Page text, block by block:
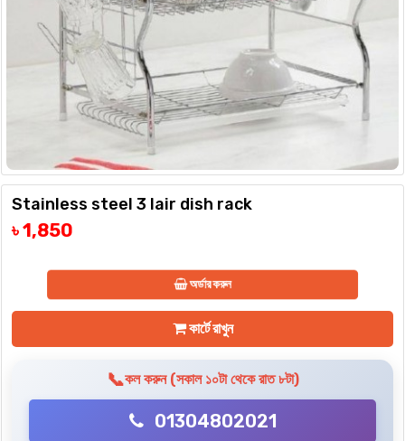
Stainless steel 3 lair dish rack
৳ 1,850
অর্ডার করুন
কার্টে রাখুন
📞কল করুন (সকাল ১০টা থেকে রাত ৮টা)
01304802021